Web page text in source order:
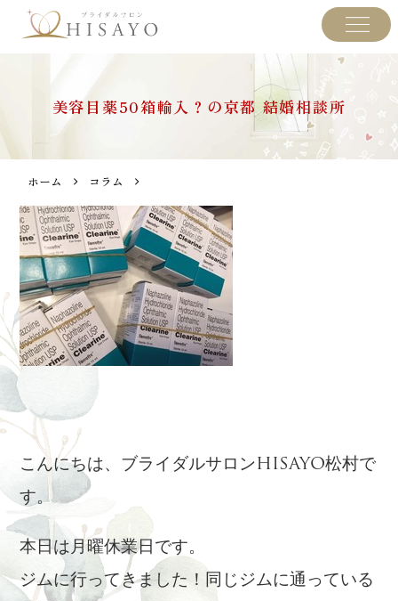
美容目薬50箱輸入？の京都 結婚相談所
ホーム コラム
こんにちは、ブライダルサロンHISAYO松村で
す。
本日は月曜休業日です。
ジムに行ってきました！同じジムに通っている